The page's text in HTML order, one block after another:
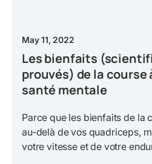
May 11, 2022
Les bienfaits
prouvés) de la course
santé mentale
Parce que les bienfaits de la
au-delà de vos quadriceps,
votre vitesse et de votre